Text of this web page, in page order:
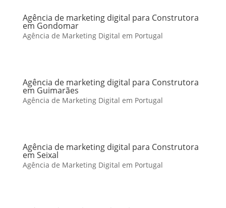
Agência de marketing digital para Construtora
em Gondomar
Agência de Marketing Digital em Portugal
Agência de marketing digital para Construtora
em Guimarães
Agência de Marketing Digital em Portugal
Agência de marketing digital para Construtora
em Seixal
Agência de Marketing Digital em Portugal